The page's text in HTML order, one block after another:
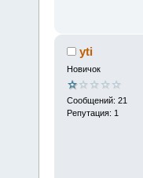
yti
Новичок
Сообщений: 21
Репутация: 1